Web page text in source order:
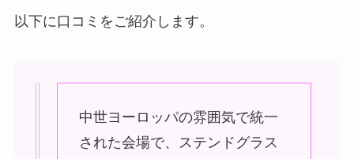
以下に口コミをご紹介します。
中世ヨーロッパの雰囲気で統一
された会場で、ステンドグラス